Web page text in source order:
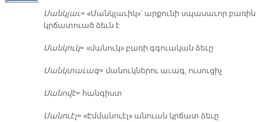
Մանկ­լաւ= «Մանկ­լա­ւիկ»՝ ար­քու­նի սպա­սա­ւոր բա­ռին
կրճա­տուած ձեւն է
Ման­կուկ= «մա­նուկ» բա­ռի գգուա­կան ձե­ւը
Մանկ­տա­ւագ= մա­նուկ­նե­րու ա­ւագ, ու­սու­ցիչ
Մա­նո­վէ= հան­գիստ
Մա­նուէլ= «Էմ­մա­նուէլ» ա­նուան կրճատ ձե­ւը